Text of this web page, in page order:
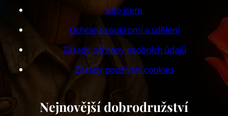
Kdo jsem
Ochrana soukromí a sdělení
Zásady ochrany osobních údajů
Zásady používání cookies
Nejnovější dobrodružství